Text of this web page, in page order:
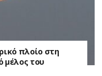
πλοίο στη
του